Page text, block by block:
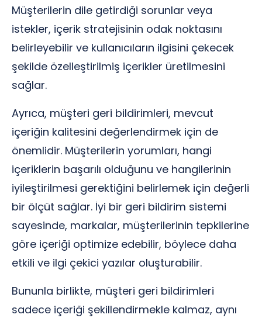
Müşterilerin dile getirdiği sorunlar veya
istekler, içerik stratejisinin odak noktasını
belirleyebilir ve kullanıcıların ilgisini çekecek
şekilde özelleştirilmiş içerikler üretilmesini
sağlar.
Ayrıca, müşteri geri bildirimleri, mevcut
içeriğin kalitesini değerlendirmek için de
önemlidir. Müşterilerin yorumları, hangi
içeriklerin başarılı olduğunu ve hangilerinin
iyileştirilmesi gerektiğini belirlemek için değerli
bir ölçüt sağlar. İyi bir geri bildirim sistemi
sayesinde, markalar, müşterilerinin tepkilerine
göre içeriği optimize edebilir, böylece daha
etkili ve ilgi çekici yazılar oluşturabilir.
Bununla birlikte, müşteri geri bildirimleri
sadece içeriği şekillendirmekle kalmaz, aynı